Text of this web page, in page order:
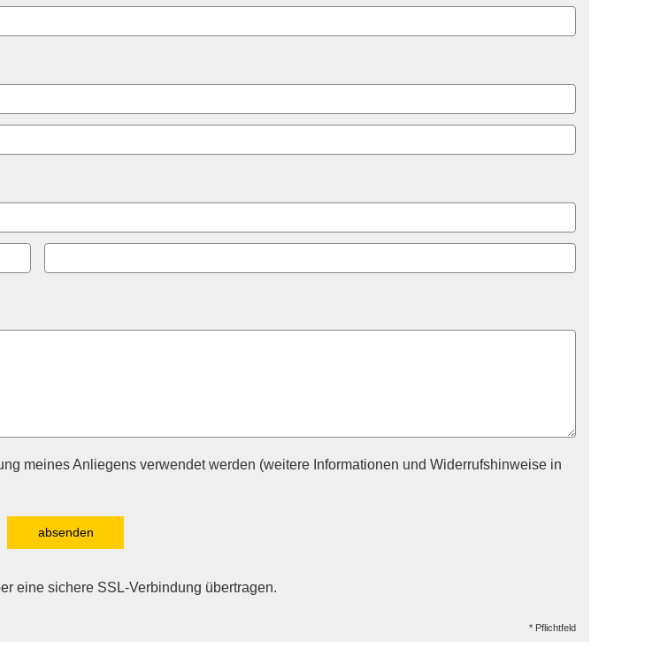
meines Anliegens verwendet werden (weitere Informationen und Widerrufshinweise in
absenden
eine sichere SSL-Verbindung übertragen.
* Pflichtfeld